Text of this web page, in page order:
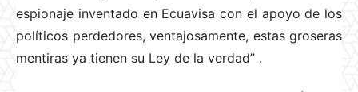
espionaje inventado en Ecuavisa con el apoyo de los
políticos perdedores, ventajosamente, estas groseras
mentiras ya tienen su Ley de la verdad” .